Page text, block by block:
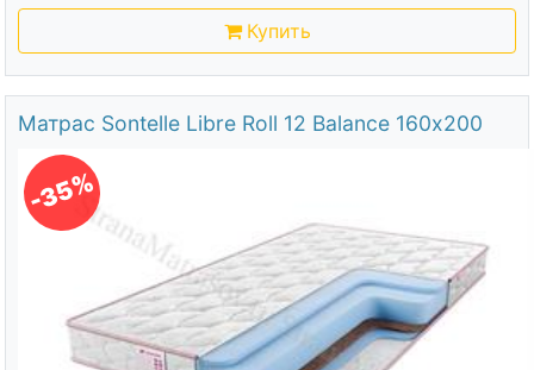
Купить
Матрас Sontelle Libre Roll 12 Balance 160х200
-35%